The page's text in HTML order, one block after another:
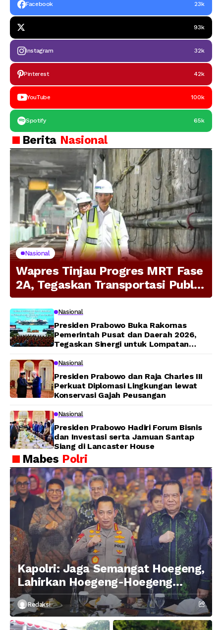
Facebook 23k
93k
Instagram 32k
Pinterest 42k
YouTube 100k
Spotify 65k
Berita Nasional
Nasional
Wapres Tinjau Progres MRT Fase
2A, Tegaskan Transportasi Publik
Modern Jadi Prioritas Nasional
Nasional
Presiden Prabowo Buka Rakornas
Pemerintah Pusat dan Daerah 2026,
Tegaskan Sinergi untuk Lompatan
Nasional
Presiden Prabowo dan Raja Charles III
Perkuat Diplomasi Lingkungan lewat
Konservasi Gajah Peusangan
Nasional
Presiden Prabowo Hadiri Forum Bisnis
dan Investasi serta Jamuan Santap
Siang di Lancaster House
Mabes Polri
Kapolri: Jaga Semangat Hoegeng,
Lahirkan Hoegeng-Hoegeng
Berikutnya
Redaksi